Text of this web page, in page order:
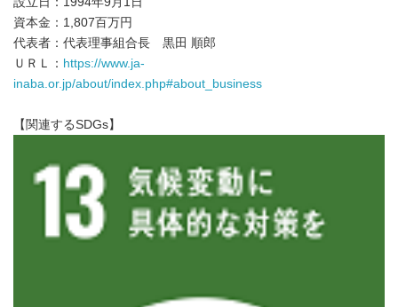
資本金：1,807百万円
代表者：代表理事組合長 黒田 順郎
ＵＲＬ： https://www.ja-
inaba.or.jp/about/index.php#about_business
【関連するSDGs】